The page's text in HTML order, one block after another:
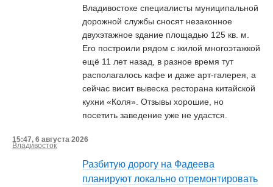
Владивостоке специалисты муниципальной
дорожной службы сносят незаконное
двухэтажное здание площадью 125 кв. м.
Его построили рядом с жилой многоэтажкой
ещё 11 лет назад, в разное время тут
располагалось кафе и даже арт-галерея, а
сейчас висит вывеска ресторана китайской
кухни «Коля». Отзывы хорошие, но
посетить заведение уже не удастся.
15:47, 6 августа 2026
Владивосток
Разбитую дорогу на Фадеева
планируют локально отремонтировать